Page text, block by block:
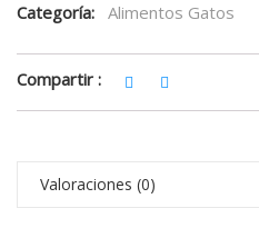
Categoría: Alimentos Gatos
Compartir :
Valoraciones (0)